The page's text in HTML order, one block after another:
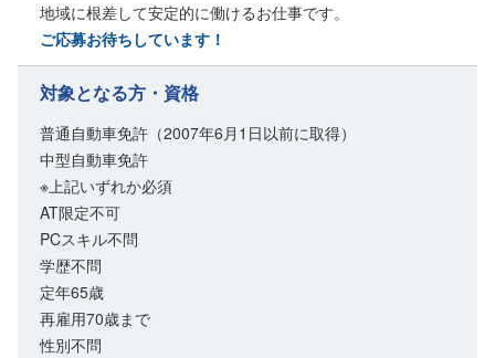
地域に根差して安定的に働けるお仕事です。
ご応募お待ちしています！
対象となる方・資格
普通自動車免許（2007年6月1日以前に取得）
中型自動車免許
※上記いずれか必須
AT限定不可
PCスキル不問
学歴不問
定年65歳
再雇用70歳まで
性別不問